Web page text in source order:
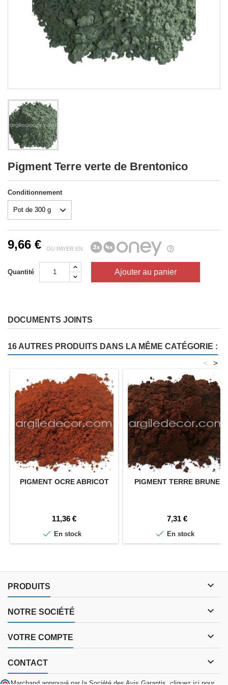
Pigment Terre verte de Brentonico
Conditionnement
9,66 € OU PAYER EN
Quantité Ajouter au panier
DOCUMENTS JOINTS
16 AUTRES PRODUITS DANS LA MÊME CATÉGORIE :
>
<
PIGMENT OCRE ABRICOT
Prix
11,36 €
 En stock
PIGMENT TERRE BRUNE
Prix
7,31 €
 En stock
PRODUITS 
NOTRE SOCIÉTÉ 
VOTRE COMPTE 
CONTACT 
Marchand approuvé par la Société des Avis Garantis, cliquez ici pour